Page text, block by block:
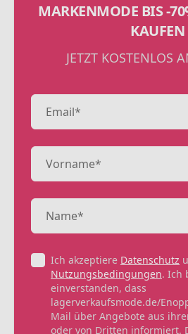
MARKENMODE BIS -
KAUFEN
JETZT KOSTENLOS
Ich akzeptiere Datenschutz
Nutzungsbedingungen. Ich
einverstanden, dass
lagerverkaufsmode.de/
Mail über Angebote aus
oder von Dritten informiert.